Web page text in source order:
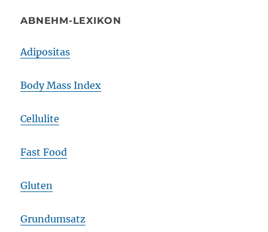
ABNEHM-LEXIKON
Adipositas
Body Mass Index
Cellulite
Fast Food
Gluten
Grundumsatz